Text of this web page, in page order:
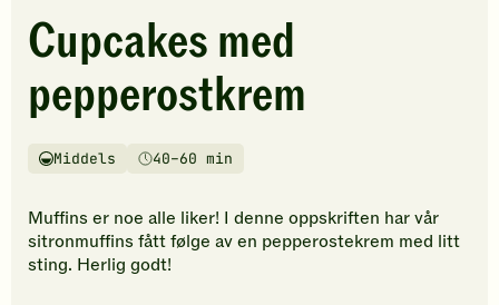
har
foreløpig
ingen
vurderinger.
den
til
å
vurdere
denne
Cupcakes med
pepperostkrem
Vanskelighetsgrad
Middels
Tilberedningstid40–60 min
Muffins er noe alle liker! I denne oppskriften har vår
sitronmuffins fått følge av en pepperostekrem med litt
sting. Herlig godt!